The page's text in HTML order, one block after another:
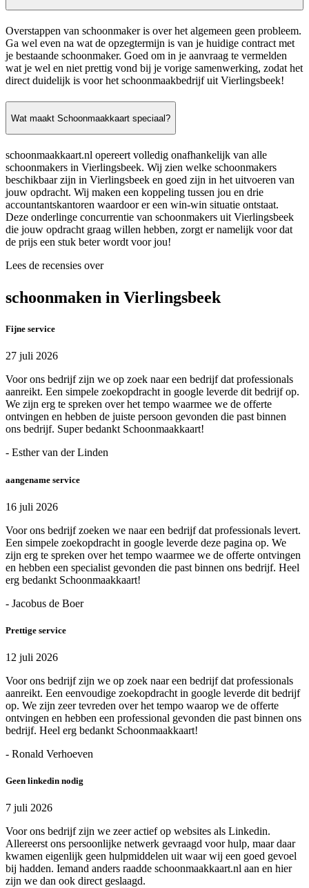
Overstappen van schoonmaker is over het algemeen geen probleem.
Ga wel even na wat de opzegtermijn is van je huidige contract met
je bestaande schoonmaker. Goed om in je aanvraag te vermelden
wat je wel en niet prettig vond bij je vorige samenwerking, zodat het
direct duidelijk is voor het schoonmaakbedrijf uit Vierlingsbeek!
Wat maakt Schoonmaakkaart speciaal?
schoonmaakkaart.nl opereert volledig onafhankelijk van alle
schoonmakers in Vierlingsbeek. Wij zien welke schoonmakers
beschikbaar zijn in Vierlingsbeek en goed zijn in het uitvoeren van
jouw opdracht. Wij maken een koppeling tussen jou en drie
accountantskantoren waardoor er een win-win situatie ontstaat.
Deze onderlinge concurrentie van schoonmakers uit Vierlingsbeek
die jouw opdracht graag willen hebben, zorgt er namelijk voor dat
de prijs een stuk beter wordt voor jou!
Lees de recensies over
schoonmaken in Vierlingsbeek
Fijne service
27 juli 2026
Voor ons bedrijf zijn we op zoek naar een bedrijf dat professionals
aanreikt. Een simpele zoekopdracht in google leverde dit bedrijf op.
We zijn erg te spreken over het tempo waarmee we de offerte
ontvingen en hebben de juiste persoon gevonden die past binnen
ons bedrijf. Super bedankt Schoonmaakkaart!
- Esther van der Linden
aangename service
16 juli 2026
Voor ons bedrijf zoeken we naar een bedrijf dat professionals levert.
Een simpele zoekopdracht in google leverde deze pagina op. We
zijn erg te spreken over het tempo waarmee we de offerte ontvingen
en hebben een specialist gevonden die past binnen ons bedrijf. Heel
erg bedankt Schoonmaakkaart!
- Jacobus de Boer
Prettige service
12 juli 2026
Voor ons bedrijf zijn we op zoek naar een bedrijf dat professionals
aanreikt. Een eenvoudige zoekopdracht in google leverde dit bedrijf
op. We zijn zeer tevreden over het tempo waarop we de offerte
ontvingen en hebben een professional gevonden die past binnen ons
bedrijf. Heel erg bedankt Schoonmaakkaart!
- Ronald Verhoeven
Geen linkedin nodig
7 juli 2026
Voor ons bedrijf zijn we zeer actief op websites als Linkedin.
Allereerst ons persoonlijke netwerk gevraagd voor hulp, maar daar
kwamen eigenlijk geen hulpmiddelen uit waar wij een goed gevoel
bij hadden. Iemand anders raadde schoonmaakkaart.nl aan en hier
zijn we dan ook direct geslaagd.